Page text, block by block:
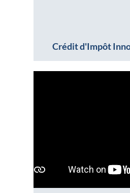
Crédit d'Impôt